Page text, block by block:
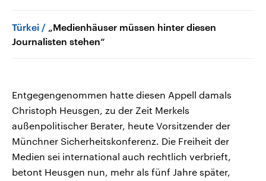
Türkei
„Medienhäuser müssen hinter diesen
Journalisten stehen“
Entgegengenommen hatte diesen Appell damals
Christoph Heusgen, zu der Zeit Merkels
außenpolitischer Berater, heute Vorsitzender der
Münchner Sicherheitskonferenz. Die Freiheit der
Medien sei international auch rechtlich verbrieft,
betont Heusgen nun, mehr als fünf Jahre später,